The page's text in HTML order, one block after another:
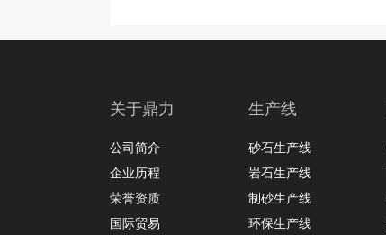
关于鼎力
公司简介
企业历程
荣誉资质
国际贸易
生产线
砂石生产线
岩石生产线
制砂生产线
环保生产线